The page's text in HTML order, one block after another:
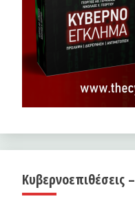
Κυβερνοεπιθέσεις